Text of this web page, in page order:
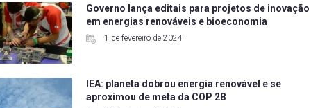
Governo lança editais para projetos de inovação
em energias renováveis e bioeconomia
1 de fevereiro de 2024
IEA: planeta dobrou energia renovável e se
aproximou de meta da COP 28